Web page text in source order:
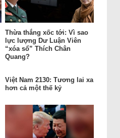
Thừa thắng xốc tới: Vì sao
lực lượng Dư Luận Viên
“xóa sổ” Thích Chân
Quang?
Việt Nam 2130: Tương lai xa
hơn cả một thế kỷ